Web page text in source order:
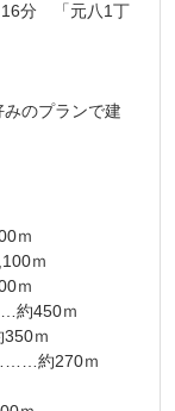
16分 「元八1丁
のプランで建
ｍ
ｍ
ｍ
約450ｍ
ｍ
約270ｍ